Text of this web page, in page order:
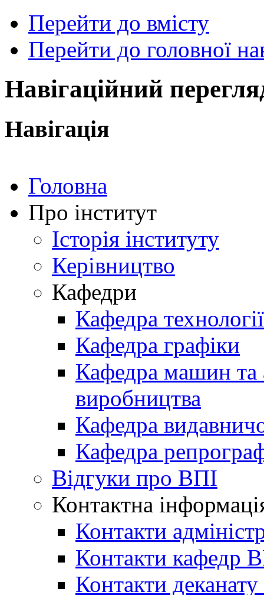
Перейти до вмісту
Перейти до головної
Навігаційний
Навігація
Головна
Про інститут
Історія інституту
Керівництво
Кафедри
Кафедра
Кафедра графіки
Кафедра машин та
виробництва
Кафедра
Кафедра
Відгуки про ВПІ
Контактна
Контакти
Контакти кафедр
Контакти